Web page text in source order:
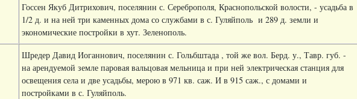
Госсен Якуб Дитрихович, поселянин с. Сереброполя, Краснопольской волости, - усадьба в
1/2 д. и на ней три каменных дома со службами в с. Гуляйполь и 289 д. земли и
экономические постройки в хут. Зеленополь.
Шредер Давид Иоганнович, поселянин с. Гольбштада , той же вол. Берд. у., Тавр. губ. -
на арендуемой земле паровая вальцовая мельница и при ней электрическая станция для
освещения села и две усадьбы, мерою в 971 кв. саж. И в 915 саж., с домами и
постройками в с. Гуляйполь.